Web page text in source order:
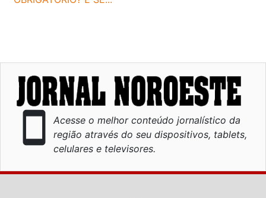
smartphone
Acesse o melhor conteúdo jornalístico da
região através do seu dispositivos, tablets,
celulares e televisores.